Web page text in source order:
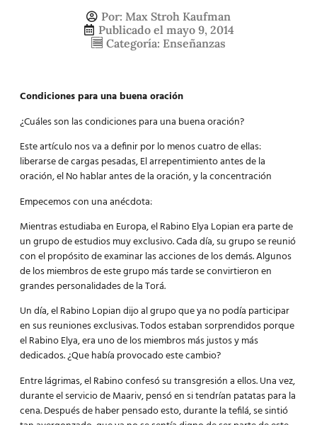
Por: Max Stroh Kaufman
Publicado el mayo 9, 2014
Categoría: Enseñanzas
Condiciones para una buena oración
¿Cuáles son las condiciones para una buena oración?
Este artículo nos va a definir por lo menos cuatro de ellas:
liberarse de cargas pesadas, El arrepentimiento antes de la
oración, el No hablar antes de la oración, y la concentración
Empecemos con una anécdota:
Mientras estudiaba en Europa, el Rabino Elya Lopian era parte de
un grupo de estudios muy exclusivo. Cada día, su grupo se reunió
con el propósito de examinar las acciones de los demás. Algunos
de los miembros de este grupo más tarde se convirtieron en
grandes personalidades de la Torá.
Un día, el Rabino Lopian dijo al grupo que ya no podía participar
en sus reuniones exclusivas. Todos estaban sorprendidos porque
el Rabino Elya, era uno de los miembros más justos y más
dedicados. ¿Que había provocado este cambio?
Entre lágrimas, el Rabino confesó su transgresión a ellos. Una vez,
durante el servicio de Maariv, pensó en si tendrían patatas para la
cena. Después de haber pensado esto, durante la tefilá, se sintió